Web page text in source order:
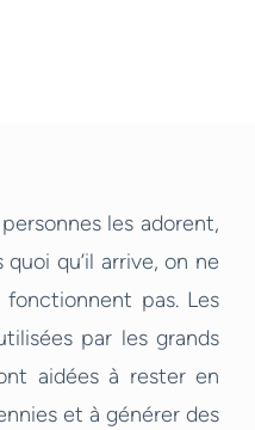
les adorent,
qu’il arrive, on ne
fonctionnent pas. Les
par les grands
aidées à rester en
et à générer des